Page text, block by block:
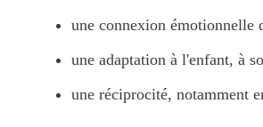
une connexion émotionnelle
une adaptation à l'enfant, à
une réciprocité, notamment